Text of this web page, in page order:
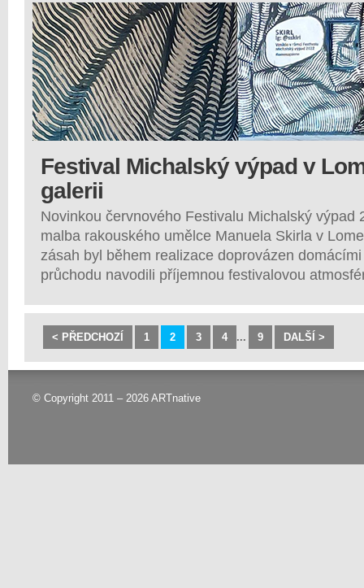
Festival Michalský výpad v
galerii
Novinkou červnového Festivalu Michalský výpad
malba rakouského umělce Manuela Skirla v
zásah byl během realizace doprovázen
průchodu navodili příjemnou festivalovou
< PŘEDCHOZÍ 1 2 3 4 ... 9 DALŠÍ >
© Copyright 2011 – 2026 ARTnative